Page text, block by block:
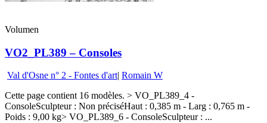
Volumen
VO2_PL389 – Consoles
Val d'Osne n° 2 - Fontes d'art| Romain W
Cette page contient 16 modèles. > VO_PL389_4 -
ConsoleSculpteur : Non préciséHaut : 0,385 m - Larg : 0,765 m -
Poids : 9,00 kg> VO_PL389_6 - ConsoleSculpteur : ...